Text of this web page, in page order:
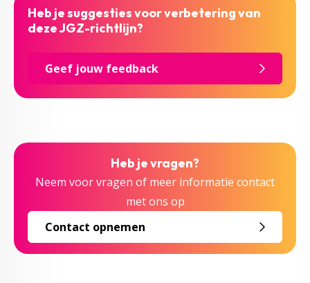
Heb je suggesties voor verbetering van
deze JGZ-richtlijn?
Geef jouw feedback
Heb je vragen?
Neem voor vragen of meer informatie contact
met ons op
Contact opnemen